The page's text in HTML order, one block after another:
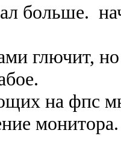
больше.
глючит,
на фпс